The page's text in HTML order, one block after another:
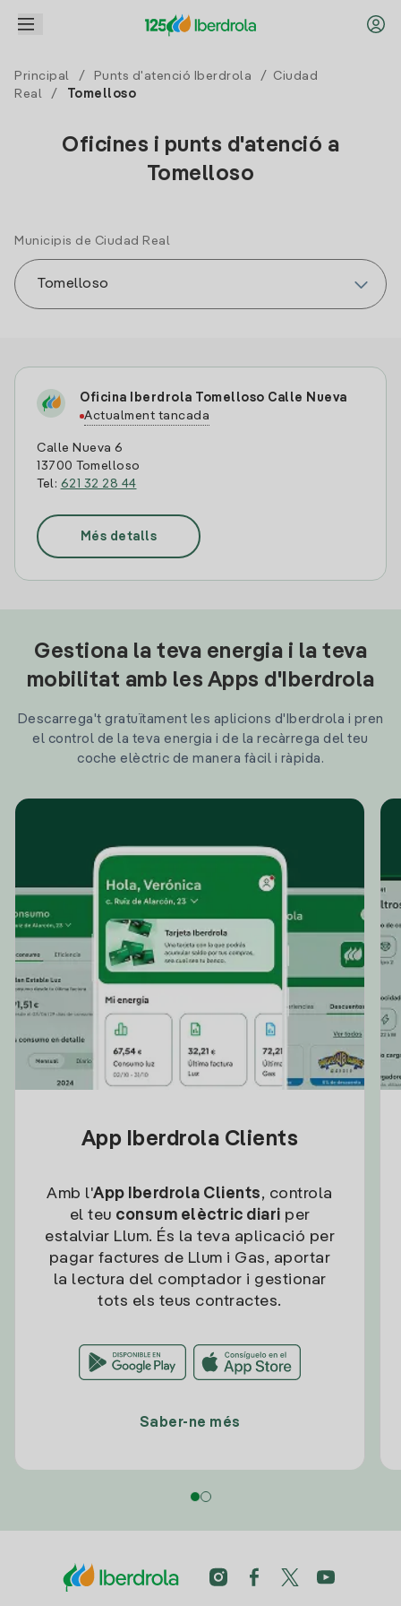
Principal / Punts d'atenció Iberdrola /
Ciudad
Real
/ Tomelloso
Oficines i punts d'atenció a
Tomelloso
Municipis de Ciudad Real
Oficina Iberdrola Tomelloso Calle Nueva
Actualment tancada
Calle Nueva 6
13700 Tomelloso
Tel: 621 32 28 44
Més detalls
Gestiona la teva energia i la teva
mobilitat amb les Apps d'Iberdrola
Descarrega't gratuïtament les aplicions d'Iberdrola i pren
el control de la teva energia i de la recàrrega del teu
coche elèctric de manera fàcil i ràpida.
App Iberdrola Clients
Amb l'App Iberdrola Clients, controla
el teu consum elèctric diari per
estalviar Llum. És la teva aplicació per
pagar factures de Llum i Gas, aportar
la lectura del comptador i gestionar
tots els teus contractes.
Saber-ne més